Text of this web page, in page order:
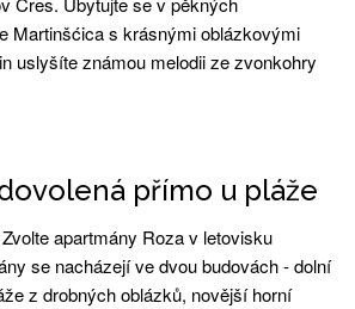
Martinšćica s krásnými oblázkovými
uslyšíte známou melodii ze zvonkohry
přímo u pláže
apartmány Roza v letovisku
se nacházejí ve dvou budovách - dolní
z drobných oblázků, novější horní